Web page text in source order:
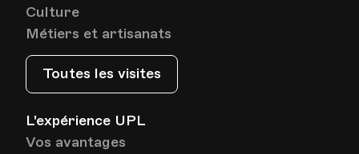
Culture
Métiers et artisanats
Toutes les visites
L'expérience UPL
Vos avantages